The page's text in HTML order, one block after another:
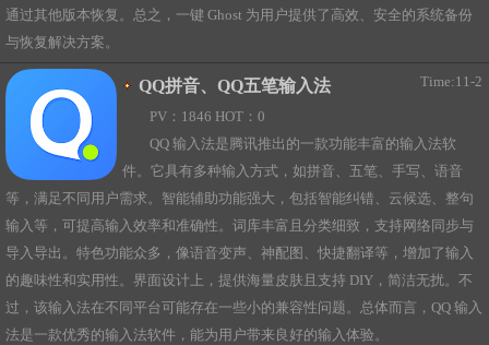
通过其他版本恢复。总之，一键 Ghost 为用户提供了高效、安全的系统备份
与恢复解决方案。
QQ拼音、QQ五笔输入法 Time:11-2
PV：1846 HOT：0
QQ 输入法是腾讯推出的一款功能丰富的输入法软
件。它具有多种输入方式，如拼音、五笔、手写、语音
等，满足不同用户需求。智能辅助功能强大，包括智能纠错、云候选、整句
输入等，可提高输入效率和准确性。词库丰富且分类细致，支持网络同步与
导入导出。特色功能众多，像语音变声、神配图、快捷翻译等，增加了输入
的趣味性和实用性。界面设计上，提供海量皮肤且支持 DIY，简洁无扰。不
过，该输入法在不同平台可能存在一些小的兼容性问题。总体而言，QQ 输入
法是一款优秀的输入法软件，能为用户带来良好的输入体验。